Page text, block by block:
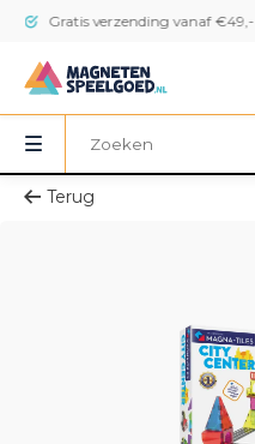
Gratis verzending vanaf €49,-
Terug